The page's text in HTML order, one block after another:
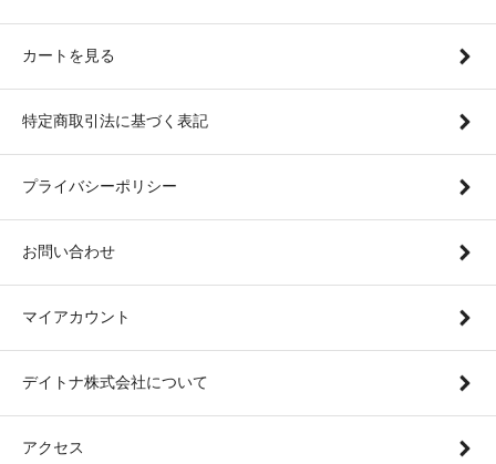
カートを見る
特定商取引法に基づく表記
プライバシーポリシー
お問い合わせ
マイアカウント
デイトナ株式会社について
アクセス